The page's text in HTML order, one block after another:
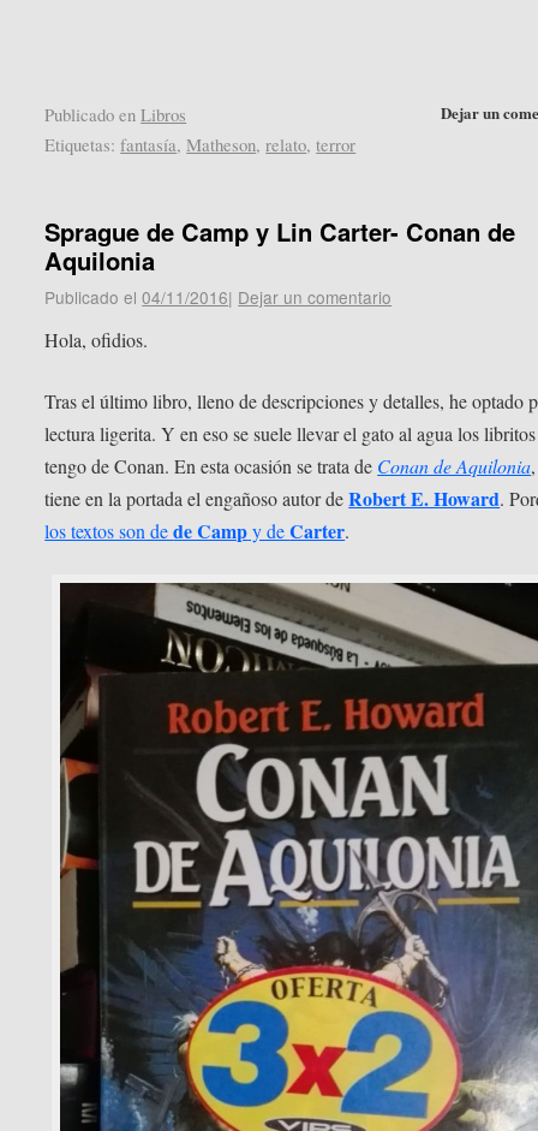
Dejar un
Publicado en Libros
Etiquetas: fantasía,Matheson,relato,terror
Sprague de Camp y Lin Carter- Conan de
Aquilonia
Publicado el 04/11/2016| Dejar un comentario
Hola, ofidios.
Tras el último libro, lleno de descripciones y detalles, he optado
lectura ligerita. Y en eso se suele llevar el gato al agua los
tengo de Conan. En esta ocasión se trata de Conan de Aquilonia
tiene en la portada el engañoso autor deRobert E. Howard.
los textos son dede Campy deCarter.